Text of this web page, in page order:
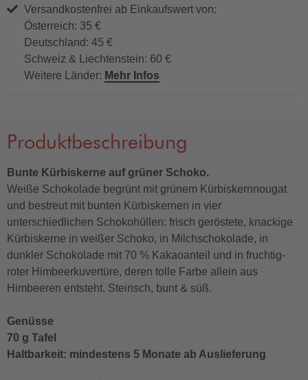
Versandkostenfrei ab Einkaufswert von:
Österreich: 35 €
Deutschland: 45 €
Schweiz & Liechtenstein: 60 €
Weitere Länder: Mehr Infos
Produktbeschreibung
Bunte Kürbiskerne auf grüner Schoko.
Weiße Schokolade begrünt mit grünem Kürbiskernnougat
und bestreut mit bunten Kürbiskernen in vier
unterschiedlichen Schokohüllen: frisch geröstete, knackige
Kürbiskerne in weißer Schoko, in Milchschokolade, in
dunkler Schokolade mit 70 % Kakaoanteil und in fruchtig-
roter Himbeerkuvertüre, deren tolle Farbe allein aus
Himbeeren entsteht. Steirisch, bunt & süß.
Genüsse
70 g Tafel
Haltbarkeit: mindestens 5 Monate ab Auslieferung